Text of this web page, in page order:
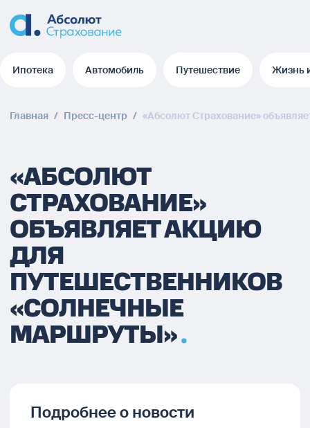
Ипотека Автомобиль Путешествие Жизнь
Главная / Пресс-центр / «Абсолют Страхование»
«АБСОЛЮТ
СТРАХОВАНИЕ»
ОБЪЯВЛЯЕТ АКЦИЮ
ДЛЯ
ПУТЕШЕСТВЕННИКОВ
«СОЛНЕЧНЫЕ
МАРШРУТЫ»
Подробнее о новости